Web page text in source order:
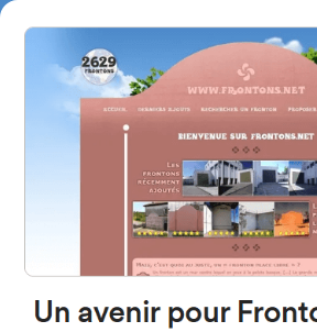
BUSCAR UN
AÑADIR UN
4784
frontones